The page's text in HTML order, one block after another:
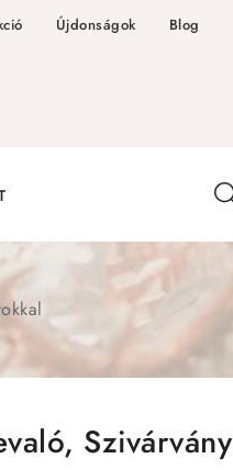
Újdonságok Blog
Szivárvány